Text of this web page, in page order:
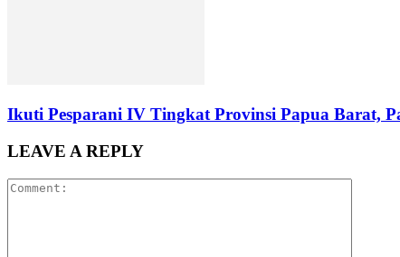
Ikuti Pesparani IV Tingkat Provinsi Papua Barat,
LEAVE A REPLY